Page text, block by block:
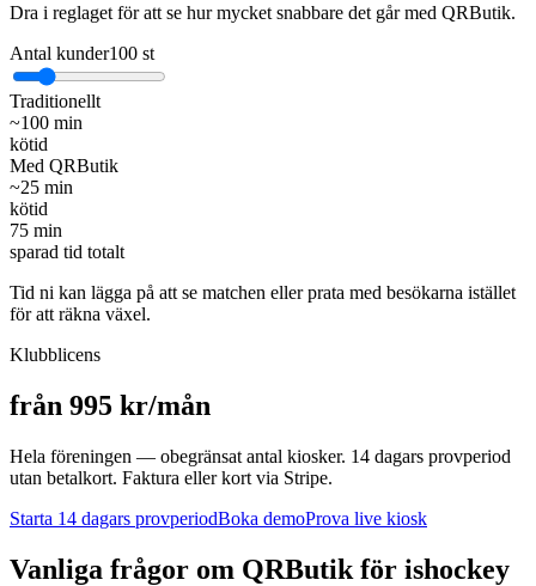
Dra i reglaget för att se hur mycket snabbare det går med QRButik.
Antal kunder100 st
Traditionellt
~100 min
kötid
Med QRButik
~25 min
kötid
75 min
sparad tid totalt
Tid ni kan lägga på att se matchen eller prata med besökarna istället
för att räkna växel.
Klubblicens
från 995 kr/mån
Hela föreningen — obegränsat antal kiosker. 14 dagars provperiod
utan betalkort. Faktura eller kort via Stripe.
Starta 14 dagars provperiodBoka demoProva live kiosk
Vanliga frågor om QRButik för ishockey